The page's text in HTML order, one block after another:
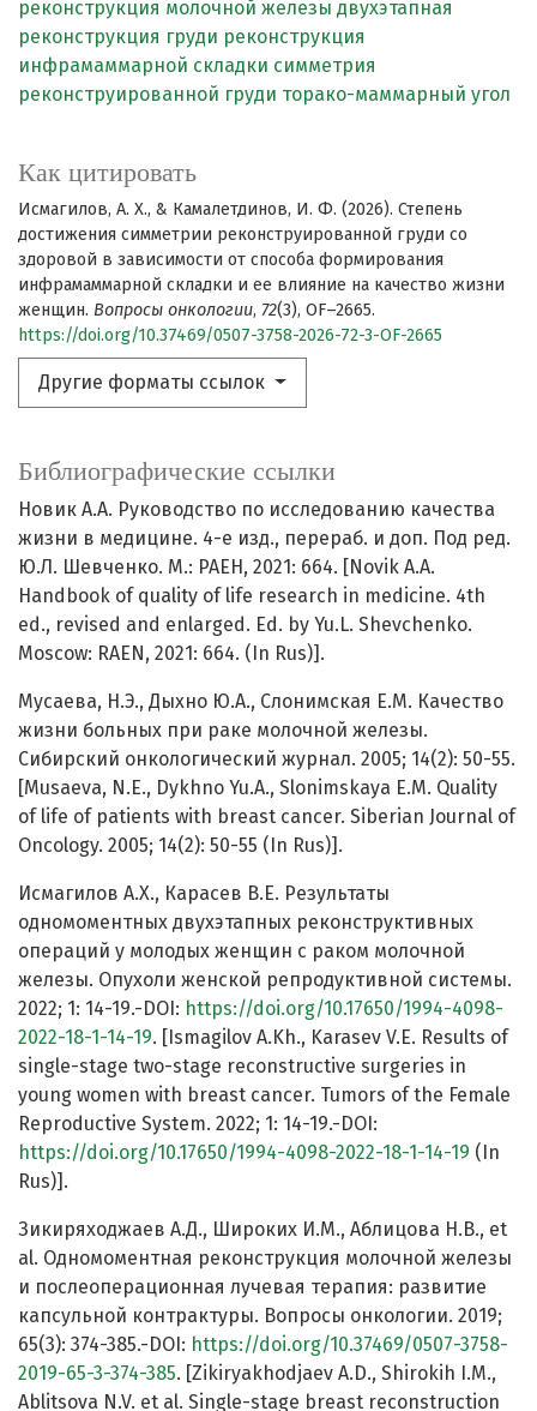
реконструкция молочной железы двухэтапная
реконструкция груди реконструкция
инфрамаммарной складки симметрия
реконструированной груди торако-маммарный угол
Как цитировать
Исмагилов, А. Х., & Камалетдинов, И. Ф. (2026). Степень
достижения симметрии реконструированной груди со
здоровой в зависимости от способа формирования
инфрамаммарной складки и ее влияние на качество жизни
женщин. Вопросы онкологии, 72(3), OF–2665.
https://doi.org/10.37469/0507-3758-2026-72-3-OF-2665
Другие форматы ссылок
Библиографические ссылки
Новик А.А. Руководство по исследованию качества
жизни в медицине. 4-е изд., перераб. и доп. Под ред.
Ю.Л. Шевченко. М.: РАЕН, 2021: 664. [Novik A.A.
Handbook of quality of life research in medicine. 4th
ed., revised and enlarged. Ed. by Yu.L. Shevchenko.
Moscow: RAEN, 2021: 664. (In Rus)].
Мусаева, Н.Э., Дыхно Ю.А., Слонимская Е.М. Качество
жизни больных при раке молочной железы.
Сибирский онкологический журнал. 2005; 14(2): 50-55.
[Musaeva, N.E., Dykhno Yu.A., Slonimskaya E.M. Quality
of life of patients with breast cancer. Siberian Journal of
Oncology. 2005; 14(2): 50-55 (In Rus)].
Исмагилов А.Х., Карасев В.Е. Результаты
одномоментных двухэтапных реконструктивных
операций у молодых женщин с раком молочной
железы. Опухоли женской репродуктивной системы.
2022; 1: 14-19.-DOI: https://doi.org/10.17650/1994-4098-
2022-18-1-14-19. [Ismagilov A.Kh., Karasev V.E. Results of
single-stage two-stage reconstructive surgeries in
young women with breast cancer. Tumors of the Female
Reproductive System. 2022; 1: 14-19.-DOI:
https://doi.org/10.17650/1994-4098-2022-18-1-14-19 (In
Rus)].
Зикиряходжаев А.Д., Широких И.М., Аблицова Н.В., et
al. Одномоментная реконструкция молочной железы
и послеоперационная лучевая терапия: развитие
капсульной контрактуры. Вопросы онкологии. 2019;
65(3): 374-385.-DOI: https://doi.org/10.37469/0507-3758-
2019-65-3-374-385. [Zikiryakhodjaev A.D., Shirokih I.M.,
Ablitsova N.V. et al. Single-stage breast reconstruction